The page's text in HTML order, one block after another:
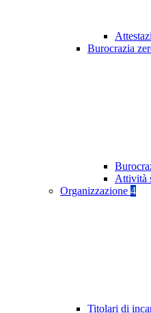
Burocrazia
Attività
Organizzazione 4
Titolari di